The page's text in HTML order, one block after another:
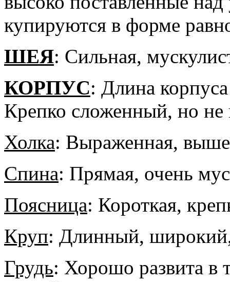
купируются в форме
ШЕЯ: Сильная,
КОРПУС: Длина
Крепко сложенный, но не
Холка: Выраженная,
Спина: Прямая, очень
Поясница: Короткая,
Круп: Длинный,
Грудь: Хорошо развита в